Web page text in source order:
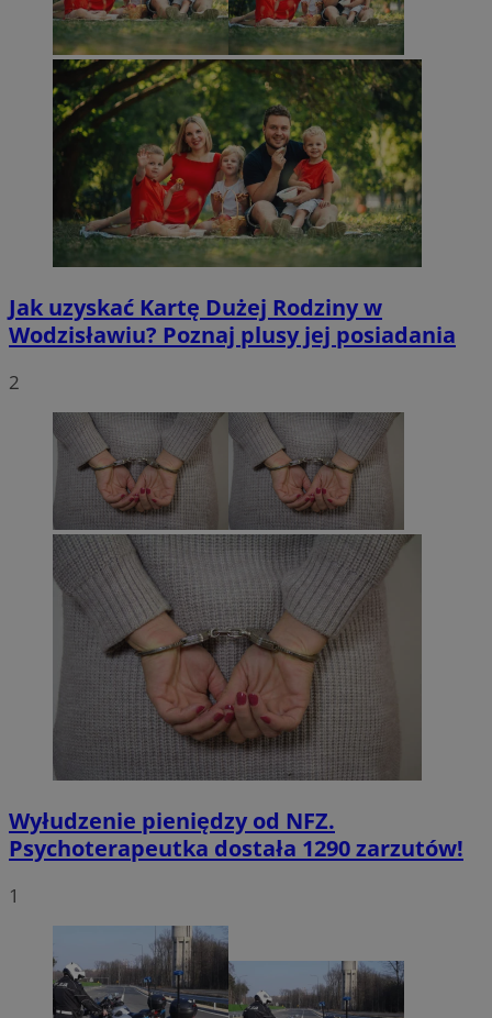
Jak uzyskać Kartę Dużej Rodziny w
Wodzisławiu? Poznaj plusy jej posiadania
2
Wyłudzenie pieniędzy od NFZ.
Psychoterapeutka dostała 1290 zarzutów!
1